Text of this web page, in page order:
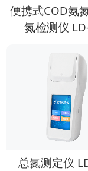
便携式COD氨
氮检测仪
总氮测定仪